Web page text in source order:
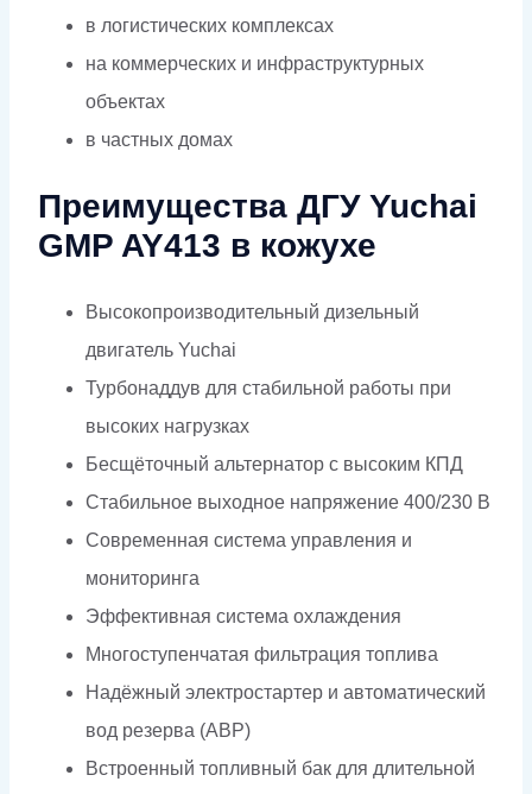
в логистических комплексах
на коммерческих и инфраструктурных
объектах
в частных домах
Преимущества ДГУ Yuchai
GMP AY413 в кожухе
Высокопроизводительный дизельный
двигатель Yuchai
Турбонаддув для стабильной работы при
высоких нагрузках
Бесщёточный альтернатор с высоким КПД
Стабильное выходное напряжение 400/230 В
Современная система управления и
мониторинга
Эффективная система охлаждения
Многоступенчатая фильтрация топлива
Надёжный электростартер и автоматический
вод резерва (АВР)
Встроенный топливный бак для длительной